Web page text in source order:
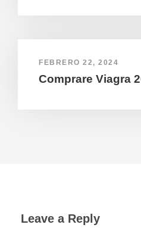
FEBRERO 22, 2024
Comprare Viagra
Leave a Reply